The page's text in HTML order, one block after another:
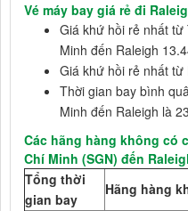
Vé máy bay giá rẻ đi
Giá khứ hồi rẻ nhất
Minh đến Raleigh
Giá khứ hồi rẻ nhất từ
Thời gian bay bình
Minh đến Raleigh là
Các hãng hàng không có
Chí Minh (SGN) đến
Tổng thời
gian bay
Hãng hàng